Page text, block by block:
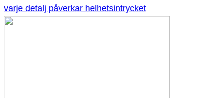
varje detalj påverkar helhetsintrycket